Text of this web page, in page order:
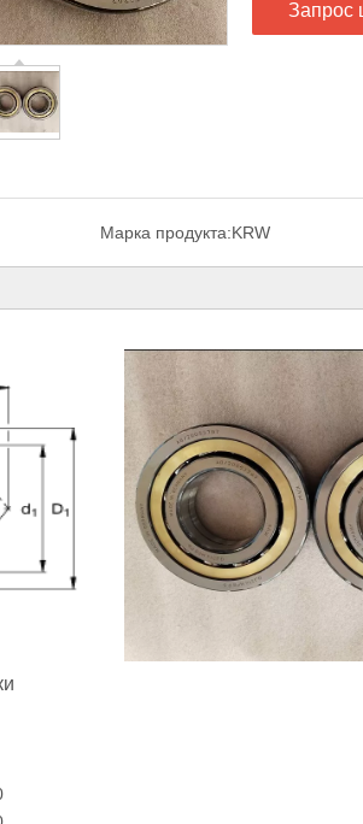
Запрос
Марка продукта:KRW